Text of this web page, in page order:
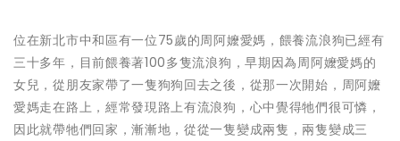
位在新北市中和區有一位75歲的周阿嬤愛媽，餵養流浪狗已經有
三十多年，目前餵養著100多隻流浪狗，早期因為周阿嬤愛媽的
女兒，從朋友家帶了一隻狗狗回去之後，從那一次開始，周阿嬤
愛媽走在路上，經常發現路上有流浪狗，心中覺得牠們很可憐，
因此就帶牠們回家，漸漸地，從從一隻變成兩隻，兩隻變成三